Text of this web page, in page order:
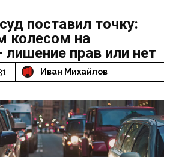
поставил точку:
колесом на
прав или нет
Иван Михайлов